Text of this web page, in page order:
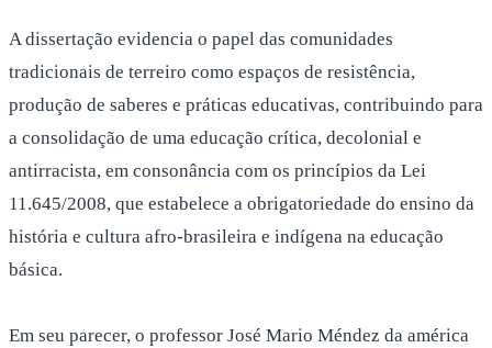
A dissertação evidencia o papel das comunidades
tradicionais de terreiro como espaços de resistência,
produção de saberes e práticas educativas, contribuindo para
a consolidação de uma educação crítica, decolonial e
antirracista, em consonância com os princípios da Lei
11.645/2008, que estabelece a obrigatoriedade do ensino da
história e cultura afro-brasileira e indígena na educação
básica.
Em seu parecer, o professor José Mario Méndez da américa